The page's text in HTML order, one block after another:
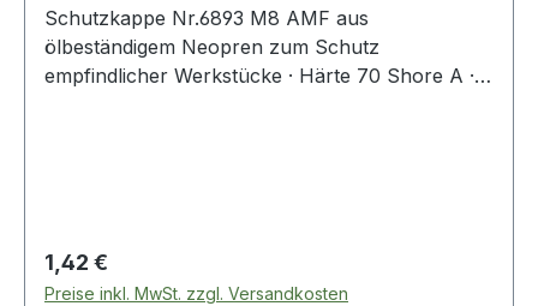
Schutzkappe Nr.6893 M8 AMF aus
ölbeständigem Neopren zum Schutz
empfindlicher Werkstücke · Härte 70 Shore A ·
Regulärer Preis:
1,42 €
Preise inkl. MwSt. zzgl. Versandkosten